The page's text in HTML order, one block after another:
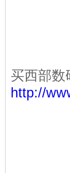
买西部
http://